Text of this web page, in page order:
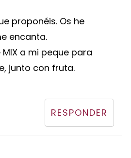
proponéis. Os he
encanta.
a mi peque para
junto con fruta.
RESPONDER